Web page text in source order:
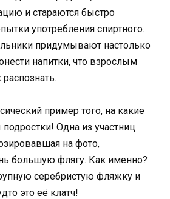
и стараются быстро
употребления спиртного.
придумывают настолько
напитки, что взрослым
пример того, на какие
Одна из участниц
на фото,
большую флягу. Как именно?
серебристую фляжку и
это её клатч!